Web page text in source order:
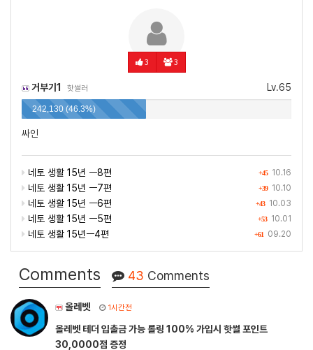
3 3
Lv.65
거부기1 핫썰러
242,130 (46.3%)
싸인
+45 10.16
네토 생활 15년 ㅡ8편
+39 10.10
네토 생활 15년 ㅡ7편
+43 10.03
네토 생활 15년 ㅡ6편
+53 10.01
네토 생활 15년 ㅡ5편
+61 09.20
네토 생활 15년ㅡ4편
Comments 43 Comments
올레벳 1시간전
올레벳 테더 입출금 가능 롤링 100% 가입시 핫썰 포인트
30,0000점 증정